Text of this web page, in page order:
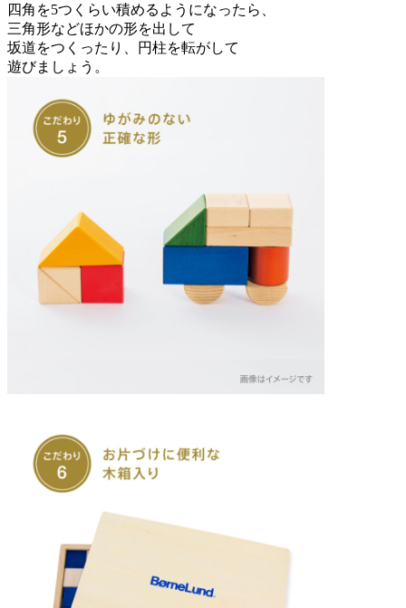
四角を5つくらい積めるようになったら、
三角形などほかの形を出して
坂道をつくったり、円柱を転がして
遊びましょう。